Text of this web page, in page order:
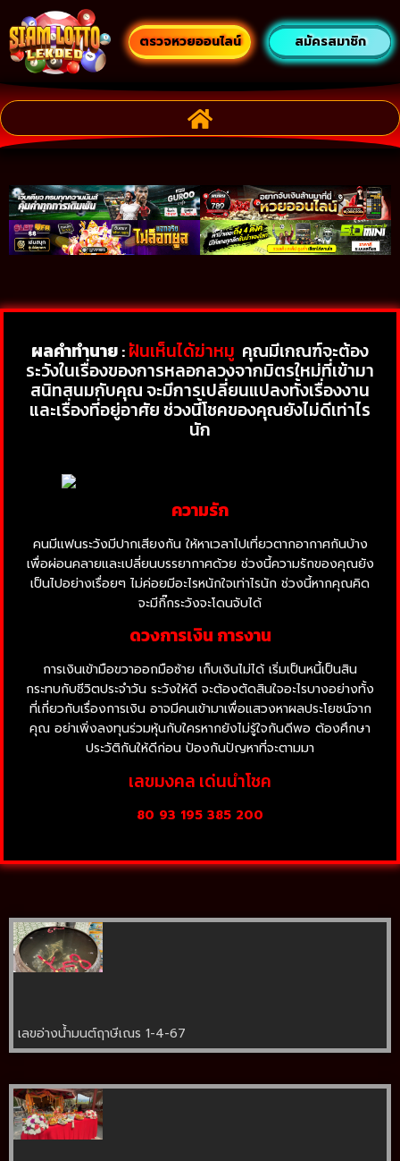
ตรวจหวยออนไลน์ สมัครสมาชิก
ผลคำทำนาย:ฝันเห็นได้ฆ่าหมู คุณมีเกณฑ์จะต้อง
ระวังในเรื่องของการหลอกลวงจากมิตรใหม่ที่เข้ามา
สนิทสนมกับคุณ จะมีการเปลี่ยนแปลงทั้งเรื่องงาน
และเรื่องที่อยู่อาศัย ช่วงนี้โชคของคุณยังไม่ดีเท่าไร
นัก
ความรัก
คนมีแฟนระวังมีปากเสียงกัน ให้หาเวลาไปเที่ยวตากอากาศกันบ้าง
เพื่อผ่อนคลายและเปลี่ยนบรรยากาศด้วย ช่วงนี้ความรักของคุณยัง
เป็นไปอย่างเรื่อยๆ ไม่ค่อยมีอะไรหนักใจเท่าไรนัก ช่วงนี้หากคุณคิด
จะมีกิ๊กระวังจะโดนจับได้
ดวงการเงิน การงาน
การเงินเข้ามือขวาออกมือซ้าย เก็บเงินไม่ได้ เริ่มเป็นหนี้เป็นสิน
กระทบกับชีวิตประจำวัน ระวังให้ดี จะต้องตัดสินใจอะไรบางอย่างทั้ง
ที่เกี่ยวกับเรื่องการเงิน อาจมีคนเข้ามาเพื่อแสวงหาผลประโยชน์จาก
คุณ อย่าเพิ่งลงทุนร่วมหุ้นกับใครหากยังไม่รู้ใจกันดีพอ ต้องศึกษา
ประวัติกันให้ดีก่อน ป้องกันปัญหาที่จะตามมา
เลขมงคล เด่นนำโชค
80 93 195 385 200
เลขอ่างน้ำมนต์ฤาษีเณร 1-4-67